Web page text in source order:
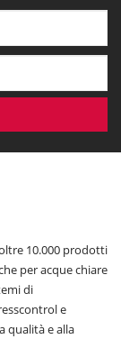
10.000 prodotti
per acque chiare
di
e
qualità e alla